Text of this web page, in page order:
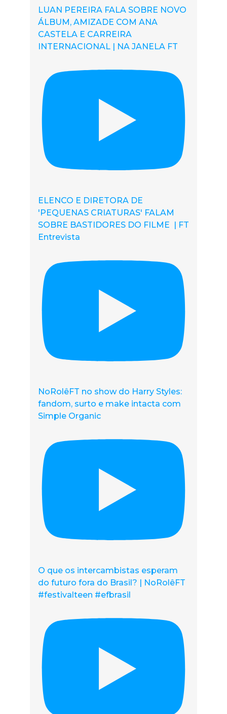
LUAN PEREIRA FALA SOBRE NOVO
ÁLBUM, AMIZADE COM ANA
CASTELA E CARREIRA
INTERNACIONAL | NA JANELA FT
ELENCO E DIRETORA DE
'PEQUENAS CRIATURAS' FALAM
SOBRE BASTIDORES DO FILME | FT
Entrevista
NoRolêFT no show do Harry Styles:
fandom, surto e make intacta com
Simple Organic
O que os intercambistas esperam
do futuro fora do Brasil? | NoRolêFT
#festivalteen #efbrasil